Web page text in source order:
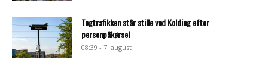
Togtrafikken står stille ved Kolding efter
personpåkørsel
08:39 - 7. august